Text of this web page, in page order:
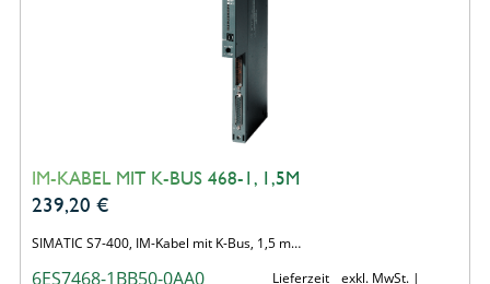
IM-KABEL MIT K-BUS 468-1, 1,5M
239,20 €
SIMATIC S7-400, IM-Kabel mit K-Bus, 1,5 m…
6ES7468-1BB50-0AA0
Lieferzeit
exkl. MwSt. |